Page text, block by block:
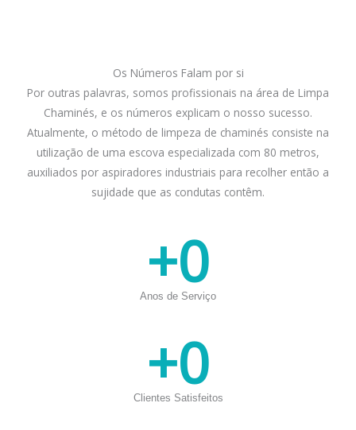
Os Números Falam por si
Por outras palavras, somos profissionais na área de Limpa
Chaminés, e os números explicam o nosso sucesso.
Atualmente, o método de limpeza de chaminés consiste na
utilização de uma escova especializada com 80 metros,
auxiliados por aspiradores industriais para recolher então a
sujidade que as condutas contêm.
Anos de Serviço
+0
Clientes Satisfeitos
+0